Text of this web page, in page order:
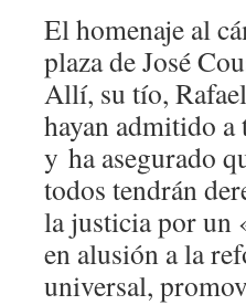
El homenaje al
plaza de José
Allí, su tío,
hayan admitido
y ha asegurado
todos tendrán
la justicia por un
en alusión a la
universal,